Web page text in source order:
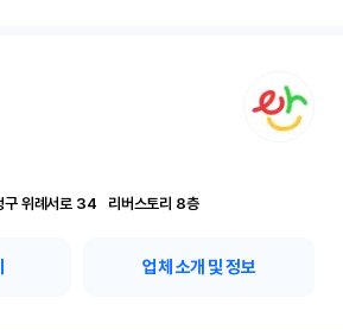
경기 성남시 수정구 위례서로 34	리버스토리 8층
업체 소개 및 정보